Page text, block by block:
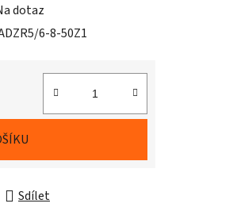
dotaz
6-8-50Z1
Sdílet